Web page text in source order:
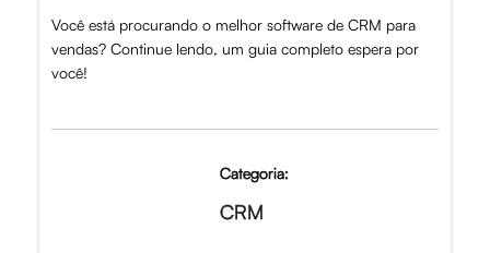
Você está procurando o melhor software de CRM para
vendas? Continue lendo, um guia completo espera por
você!
Categoria:
CRM